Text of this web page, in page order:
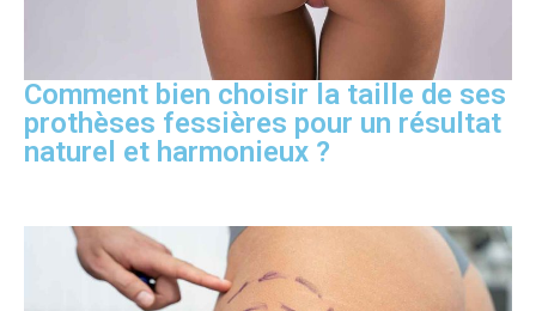
Comment bien choisir la taille de ses
prothèses fessières pour un résultat
naturel et harmonieux ?